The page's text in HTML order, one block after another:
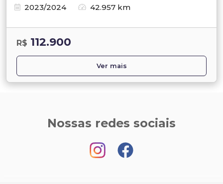
2023/2024
42.957 km
R$ 112.900
Ver mais
Nossas redes sociais